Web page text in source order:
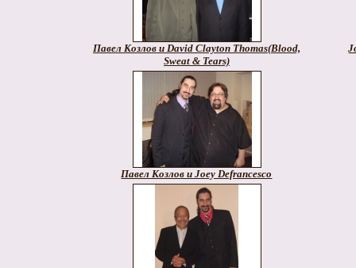
Павел Козлов и David Clayton Thomas(Blood,
Sweat & Tears)
Павел Козлов и Joey Defrancesco